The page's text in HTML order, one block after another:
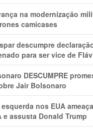
na modernização
camicases
descumpre
para ser vice de
DESCUMPRE
Jair Bolsonaro
nos EUA
e assusta Donald Trump